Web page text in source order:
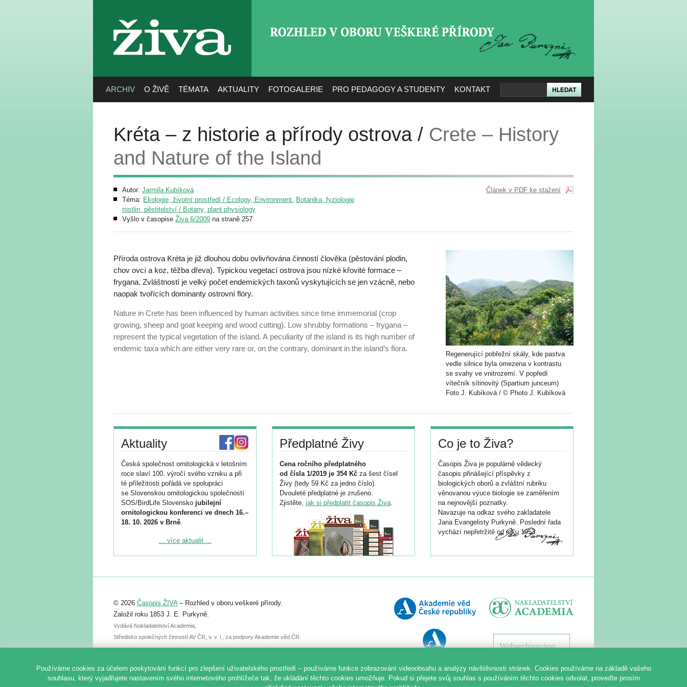
živa
ARCHIV O ŽIVĚ TÉMATA AKTUALITY FOTOGALERIE PRO PEDAGOGY A STUDENTY KONTAKT
Kréta – z historie a přírody ostrova / Crete – History
and Nature of the Island
Autor: Jarmila Kubíková
Téma: Ekologie, životní prostředí / Ecology, Environment, Botanika, fyziologie
rostlin, pěstitelství / Botany, plant physiology
Vyšlo v časopise Živa 6/2009 na straně 257
Článek v PDF ke stažení
Příroda ostrova Kréta je již dlouhou dobu ovlivňována činností člověka (pěstování plodin,
chov ovcí a koz, těžba dřeva). Typickou vegetací ostrova jsou nízké křovité formace –
frygana. Zvláštností je velký počet endemických taxonů vyskytujících se jen vzácně, nebo
naopak tvořících dominanty ostrovní flóry.
Nature in Crete has been influenced by human activities since time immemorial (crop
growing, sheep and goat keeping and wood cutting). Low shrubby formations – frygana –
represent the typical vegetation of the island. A peculiarity of the island is its high number of
endemic taxa which are either very rare or, on the contrary, dominant in the island’s flora.
Regenerující pobřežní skály, kde pastva
vedle silnice byla omezena v kontrastu
se svahy ve vnitrozemí. V popředí
vítečník sítinovitý (Spartium junceum)
Foto J. Kubíková / © Photo J. Kubíková
Aktuality
Česká společnost ornitologická v letošním
roce slaví 100. výročí svého vzniku a při
té příležitosti pořádá ve spolupráci
se Slovenskou ornitologickou společností
SOS/BirdLife Slovensko jubilejní
ornitologickou konferenci ve dnech 16.–
18. 10. 2026 v Brně.
Podrobnější informace ke konferenci
Registrovat se můžete do 6. září.
abstraktu přihlášené přednášky nebo
posteru je už 30. června.
... více aktualit ...
Předplatné Živy
Cena ročního předplatného
od čísla 1/2019 je 354 Kč za šest čísel
Živy (tedy 59 Kč za jedno číslo).
Dvouleté předplatné je zrušeno.
Zjistěte, jak si předplatit časopis Živa.
Co je to Živa?
Časopis Živa je populárně vědecký
časopis přinášející příspěvky z
biologických oborů a zvláštní rubriku
věnovanou výuce biologie se zaměřením
na nejnovější poznatky.
Navazuje na odkaz svého zakladatele
Jana Evangelisty Purkyně. Poslední řada
vychází nepřetržitě od roku 1953.
© 2026 Časopis ŽIVA– Rozhled v oboru veškeré přírody.
Založil roku 1853 J. E. Purkyně.
Vydává Nakladatelství Academia,
Středisko společných činností AV ČR, v. v. i., za podpory Akademie věd ČR.
Používáme cookies za účelem poskytování funkcí pro zlepšení uživatelského prostředí – používáme funkce zobrazování videoobsahu a analýzy návštěvnosti stránek. Cookies používáme na základě vašeho
souhlasu, který vyjadřujete nastavením svého internetového prohlížeče tak, že ukládání těchto cookies umožňuje. Pokud si přejete svůj souhlas s používáním těchto cookies odvolat, proveďte prosím